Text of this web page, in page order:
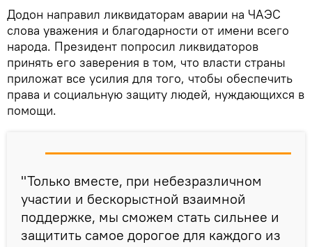
Додон направил ликвидаторам аварии на ЧАЭС
слова уважения и благодарности от имени всего
народа. Президент попросил ликвидаторов
принять его заверения в том, что власти страны
приложат все усилия для того, чтобы обеспечить
права и социальную защиту людей, нуждающихся в
помощи.
"Только вместе, при небезразличном
участии и бескорыстной взаимной
поддержке, мы сможем стать сильнее и
защитить самое дорогое для каждого из